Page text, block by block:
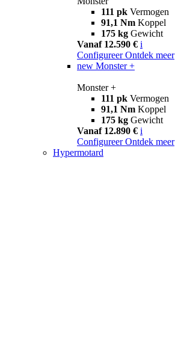
111 pk Vermogen
91,1 Nm Koppel
175 kg Gewicht
Vanaf 12.590 € i
Configureer Ontdek meer
new Monster +
Monster +
111 pk Vermogen
91,1 Nm Koppel
175 kg Gewicht
Vanaf 12.890 € i
Configureer Ontdek meer
Hypermotard